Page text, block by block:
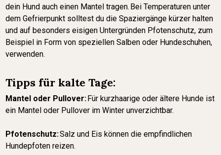
dein Hund auch einen Mantel tragen. Bei Temperaturen unter
dem Gefrierpunkt solltest du die Spaziergänge kürzer halten
und auf besonders eisigen Untergründen Pfotenschutz, zum
Beispiel in Form von speziellen Salben oder Hundeschuhen,
verwenden.
Tipps für kalte Tage:
Mantel oder Pullover:Für kurzhaarige oder ältere Hunde ist
ein Mantel oder Pullover im Winter unverzichtbar.
Pfotenschutz:Salz und Eis können die empfindlichen
Hundepfoten reizen.